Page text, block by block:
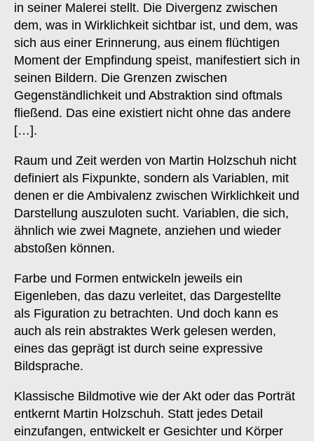
in seiner Malerei stellt. Die Divergenz zwischen
dem, was in Wirklichkeit sichtbar ist, und dem, was
sich aus einer Erinnerung, aus einem flüchtigen
Moment der Empfindung speist, manifestiert sich in
seinen Bildern. Die Grenzen zwischen
Gegenständlichkeit und Abstraktion sind oftmals
fließend. Das eine existiert nicht ohne das andere
[…].
Raum und Zeit werden von Martin Holzschuh nicht
definiert als Fixpunkte, sondern als Variablen, mit
denen er die Ambivalenz zwischen Wirklichkeit und
Darstellung auszuloten sucht. Variablen, die sich,
ähnlich wie zwei Magnete, anziehen und wieder
abstoßen können.
Farbe und Formen entwickeln jeweils ein
Eigenleben, das dazu verleitet, das Dargestellte
als Figuration zu betrachten. Und doch kann es
auch als rein abstraktes Werk gelesen werden,
eines das geprägt ist durch seine expressive
Bildsprache.
Klassische Bildmotive wie der Akt oder das Porträt
entkernt Martin Holzschuh. Statt jedes Detail
einzufangen, entwickelt er Gesichter und Körper